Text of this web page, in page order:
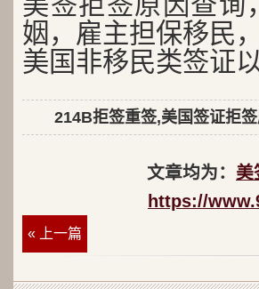
姻，雇主担保移民
美国非移民类签证
214B拒签重签,美国签证拒
文章均为： 美
https://
« 上一篇